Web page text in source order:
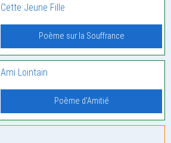
Cette Jeune Fille
Poème sur la Souffrance
Ami Lointain
Poème d'Amitié